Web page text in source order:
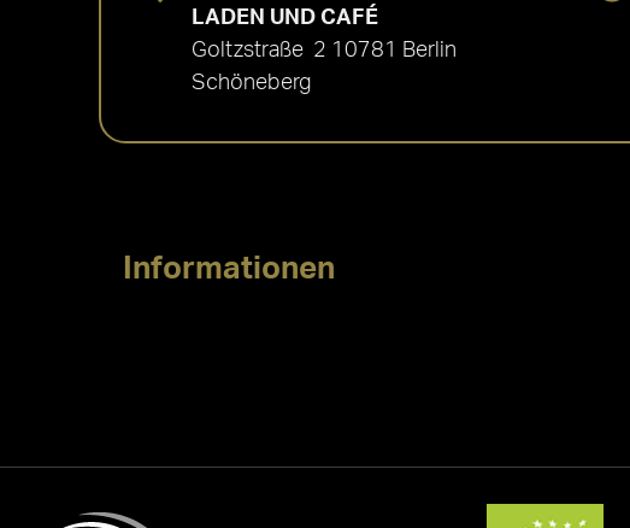
LADEN UND CAFÉ
Goltzstraße 2 10781 Berlin
Schöneberg
Informationen